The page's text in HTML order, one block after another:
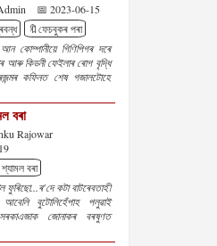
📅 2023-06-15
🔖ফেচবুকৰ পৰা
কোম্পানীয়ে গিণিপিগৰ দৰে
আৰু কিডনী ফেইলাৰ ৰোগ বৃদ্ধি
কফিনত শেষ গজালটোহে
বৰা
Rajowar
বৰা
কটা বাটৰেবতাহী
বুটোলিহেঁপাহ পলুৱাই
জোনাকৰ বৰষুণত